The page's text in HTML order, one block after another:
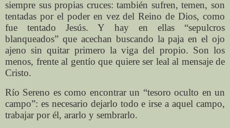
siempre sus propias cruces: también sufren, temen, son
tentadas por el poder en vez del Reino de Dios, como
fue tentado Jesús. Y hay en ellas “sepulcros
blanqueados” que acechan buscando la paja en el ojo
ajeno sin quitar primero la viga del propio. Son los
menos, frente al gentío que quiere ser leal al mensaje de
Cristo.
Río Sereno es como encontrar un “tesoro oculto en un
campo”: es necesario dejarlo todo e irse a aquel campo,
trabajar por él, ararlo y sembrarlo.